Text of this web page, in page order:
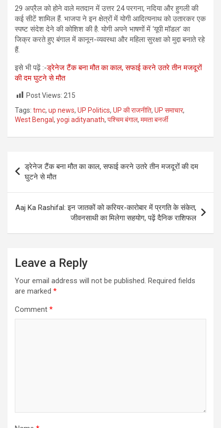
29 अप्रैल को होने वाले मतदान में उत्तर 24 परगना, नदिया और हुगली की
कई सीटें शामिल हैं. भाजपा ने इन क्षेत्रों में योगी आदित्यनाथ को उतारकर एक
स्पष्ट संदेश देने की कोशिश की है. योगी अपने भाषणों में ‘यूपी मॉडल’ का
जिक्र करते हुए बंगाल में कानून-व्यवस्था और महिला सुरक्षा को मुद्दा बनाते रहे
हैं.
इसे भी पढ़ें :-ड्रेनेज टैंक बना मौत का काल, सफाई करने उतरे तीन मजदूरों
की दम घुटने से मौत
Post Views: 215
Tags: tmc, up news, UP Politics, UP की राजनीति, UP समाचार,
West Bengal , yogi adityanath, पश्चिम बंगाल, ममता बनर्जी
Post
navigation
ड्रेनेज टैंक बना मौत का काल, सफाई करने उतरे तीन मजदूरों की दम
घुटने से मौत
Aaj Ka Rashifal: इन जातकों को करियर-कारोबार में प्रगति के संकेत,
जीवनसाथी का मिलेगा सहयोग, पढ़ें दैनिक राशिफल
Leave a Reply
Your email address will not be published. Required fields
are marked *
Comment *